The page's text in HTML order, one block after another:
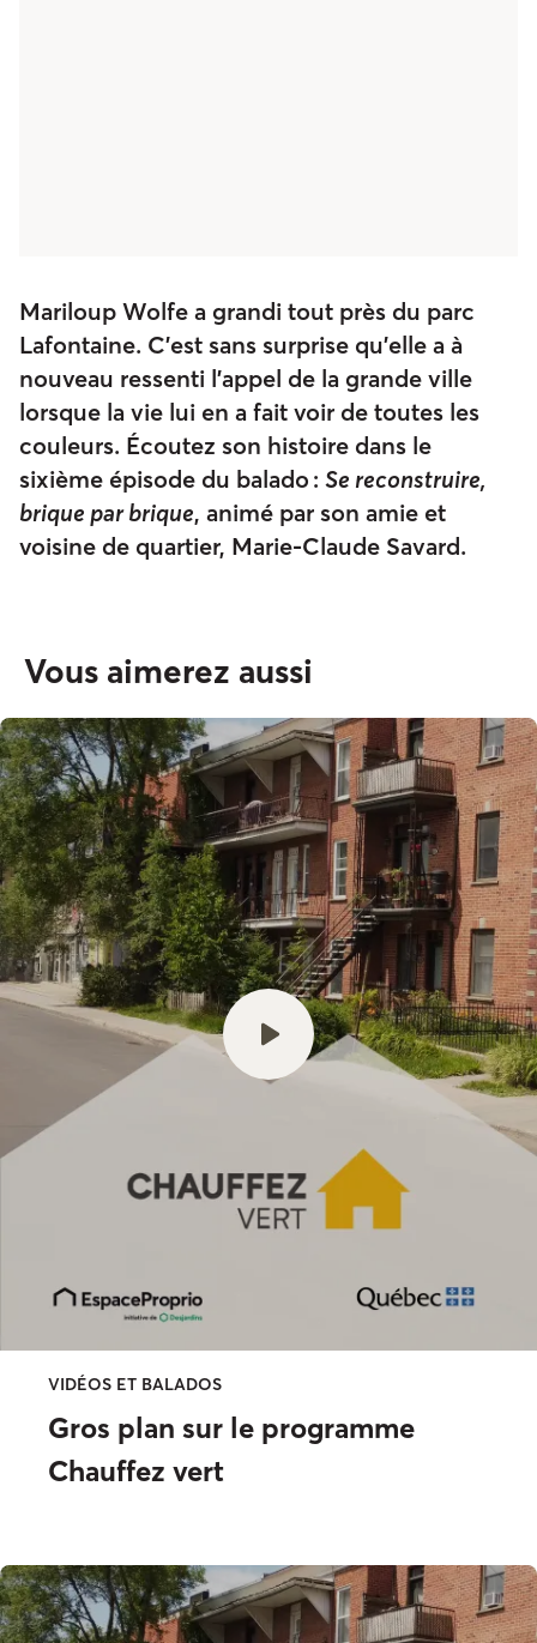
Mariloup Wolfe a grandi tout près du parc
Lafontaine. C’est sans surprise qu’elle a à
nouveau ressenti l’appel de la grande ville
lorsque la vie lui en a fait voir de toutes les
couleurs. Écoutez son histoire dans le
sixième épisode du balado : Se reconstruire,
brique par brique, animé par son amie et
voisine de quartier, Marie-Claude Savard.
Vous aimerez aussi
VIDÉOS ET BALADOS
Gros plan sur le programme
Chauffez vert